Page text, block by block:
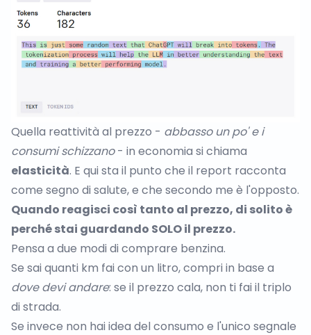
Quella reattività al prezzo - abbasso un po' e i
consumi schizzano- in economia si chiama
elasticità. E qui sta il punto che il report racconta
come segno di salute, e che secondo me è l'opposto.
Quando reagisci così tanto al prezzo, di solito è
perché stai guardando SOLO il prezzo.
Pensa a due modi di comprare benzina.
Se sai quanti km fai con un litro, compri in base a
dove devi andare: se il prezzo cala, non ti fai il triplo
di strada.
Se invece non hai idea del consumo e l'unico segnale